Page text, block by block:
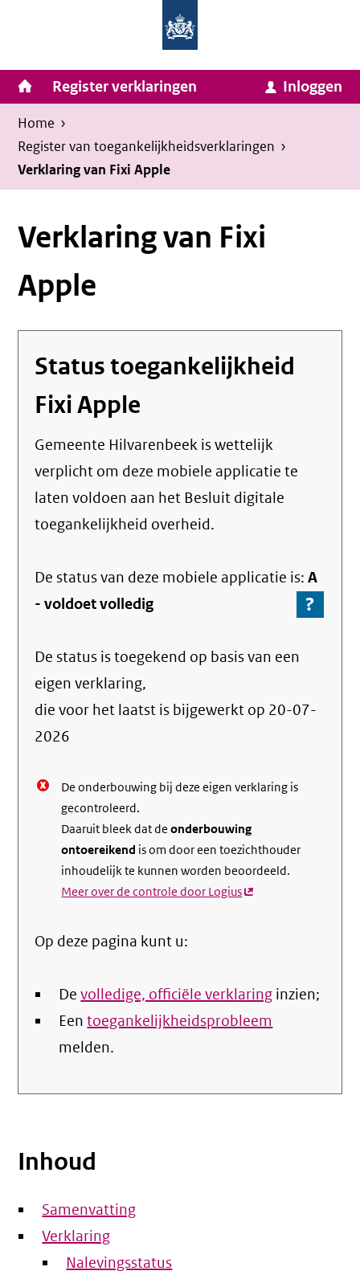
inhoud
van
Zaken
Koninkrijksrelaties
Homepage
van
Invulassistent
Toegankelijkheidsverklaring
Toegankelijkheidsverklaring
Hoofdnavigatie
Register verklaringen Inloggen
Kruimelpad
U
bevindt
zich
hier:
Home ›
Register van toegankelijkheids­verklaringen ›
Verklaring van Fixi Apple
Verklaring van Fixi
Apple
Status toegankelijkheid
Fixi Apple
Gemeente Hilvarenbeek is wettelijk
verplicht om deze mobiele applicatie te
laten voldoen aan het Besluit digitale
toegankelijkheid overheid.
De status van deze mobiele applicatie is:A
-voldoet volledig ?
Ga
over
De status is toegekend op basis van een
eigen verklaring,
die voor het laatst is bijgewerkt op 20-07-
2026
De onderbouwing bij deze eigen verklaring is
gecontroleerd.
Daaruit bleek dat deonderbouwing
ontoereikend is om door een toezichthouder
inhoudelijk te kunnen worden beoordeeld.
Meer over de controle door Logius(externe
Op deze pagina kunt u:
Devolledige, officiële verklaring inzien;
Eentoegankelijkheidsprobleem
melden.
Inhoud
Samenvatting
Verklaring
Nalevingsstatus